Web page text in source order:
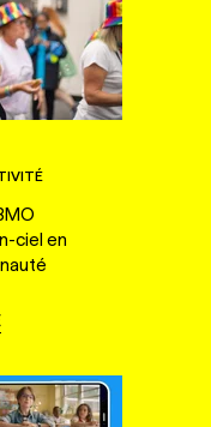
ciel en